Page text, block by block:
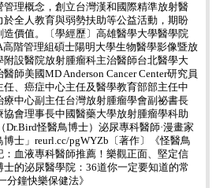
理概念，創立台灣漢和國際精準放射醫
全人教育與弱勢扶助等公益活動，期盼
價值。〔學經歷〕高雄醫學大學醫學院
階管理組碩士陽明大學生物醫學影像暨放
設醫院放射腫瘤科主治醫師台北醫學大
師美國MD Anderson Cancer Center研究員
、癌症中心主任及醫學教育部部主任中
療中心副主任台灣放射腫瘤學會副祕書長
會理事長中國醫藥大學放射腫瘤學科助
Dr.Bird怪醫鳥博士）泌尿專科醫師·漫畫家
博士」reurl.cc/pgWYZb〔著作〕《怪醫鳥
血液專科醫師推薦！樂觀正面、堅定信
的泌尿醫學院：36道你一定要知道的常
分鐘快樂保健法》